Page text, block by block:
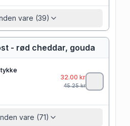
vare (39)
- rød cheddar, gouda
32.00 kr
45.25kr
vare (71)